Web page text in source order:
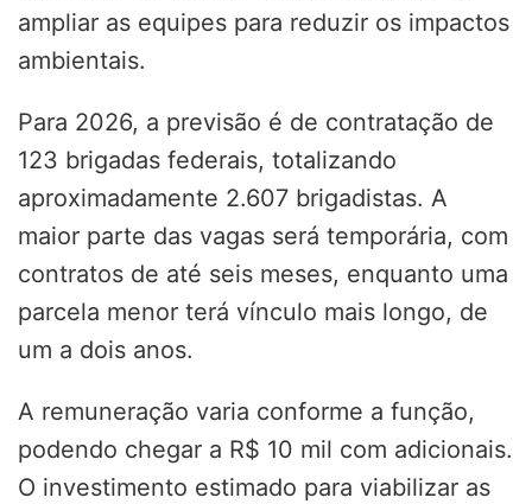
ampliar as equipes para reduzir os impactos
ambientais.
Para 2026, a previsão é de contratação de
123 brigadas federais, totalizando
aproximadamente 2.607 brigadistas. A
maior parte das vagas será temporária, com
contratos de até seis meses, enquanto uma
parcela menor terá vínculo mais longo, de
um a dois anos.
A remuneração varia conforme a função,
podendo chegar a R$ 10 mil com adicionais.
O investimento estimado para viabilizar as